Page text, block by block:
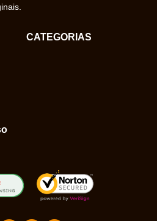
CATEGORIAS